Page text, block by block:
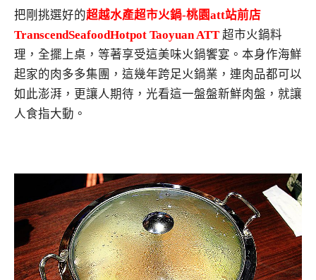
把剛挑選好的超越水產超市火鍋-桃園att站前店
TranscendSeafoodHotpot Taoyuan ATT 超市火鍋料
理，全擺上桌，等著享受這美味火鍋饗宴。本身作海鮮
起家的肉多多集團，這幾年跨足火鍋業，連肉品都可以
如此澎湃，更讓人期待，光看這一盤盤新鮮肉盤，就讓
人食指大動。